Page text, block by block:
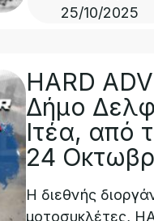
25/10/2025
HARD
Δήμο
Ιτέα, από
24
Η διεθνής
μοτοσυκλέτες,